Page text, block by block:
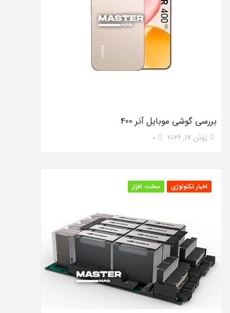
بررسی گوشی موبایل آنر 400
ژوئن 17, 2026 0
اخبار تکنولوژی سخت افزار